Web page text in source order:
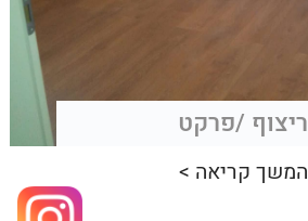
ריצוף /פרקט
המשך קריאה >